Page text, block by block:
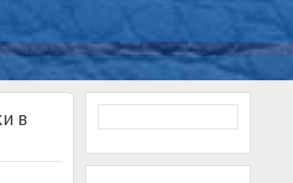
в